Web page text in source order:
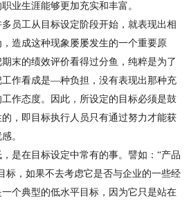
业生涯能够更加充实和丰富。
员工从目标设定阶段开始，就表现出相
造成这种现象屡屡发生的一个重要原
末的绩效评价看得过分鱼，纯粹是为了
作看成是—种负担，没有表现出那种充
工作态度。因此，所设定的目标必须是鼓
，即目标执行人员只有通过努力才能获
。
是在目标设定中常有的事。 譬如：“产品
标，如果不去考虑它是否与企业的一些经
个典型的低水平目标，因为它只是站在